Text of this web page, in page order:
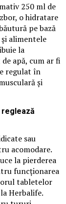
250 ml de
o hidratare
pe bază
alimentele
la
apă, cum ar fi
regulat în
și
reglează
sau
acomodare.
la pierderea
funcționarea
tabletelor
Herbalife.